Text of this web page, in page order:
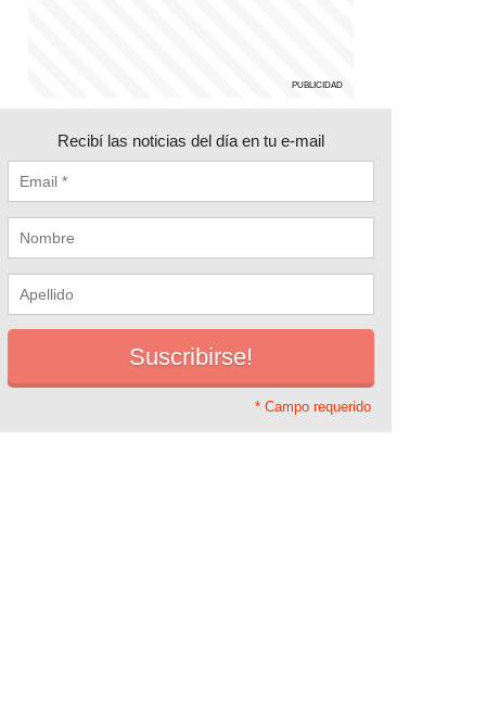
Recibí las noticias del día en tu e-mail
* Campo requerido